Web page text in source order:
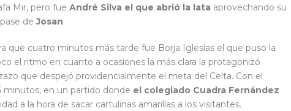
Mir, pero fue André Silva el que abrió la lata aprovechando su
deJosan.
que cuatro minutos más tarde fue Borja Iglesias el que puso la
el ritmo en cuanto a ocasiones la más clara la protagonizó
que despejó providencialmente el meta del Celta. Con el
minutos, en un partido donde el colegiado Cuadra Fernández
a la hora de sacar cartulinas amarillas a los visitantes.